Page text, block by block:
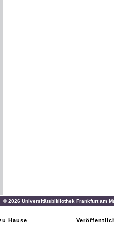
© 2026 Universitätsbibliothek Frankfurt am
Hause